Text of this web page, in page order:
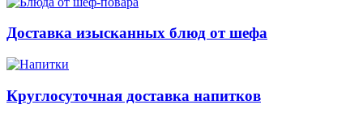
Доставка изысканных блюд от шефа
Круглосуточная доставка напитков